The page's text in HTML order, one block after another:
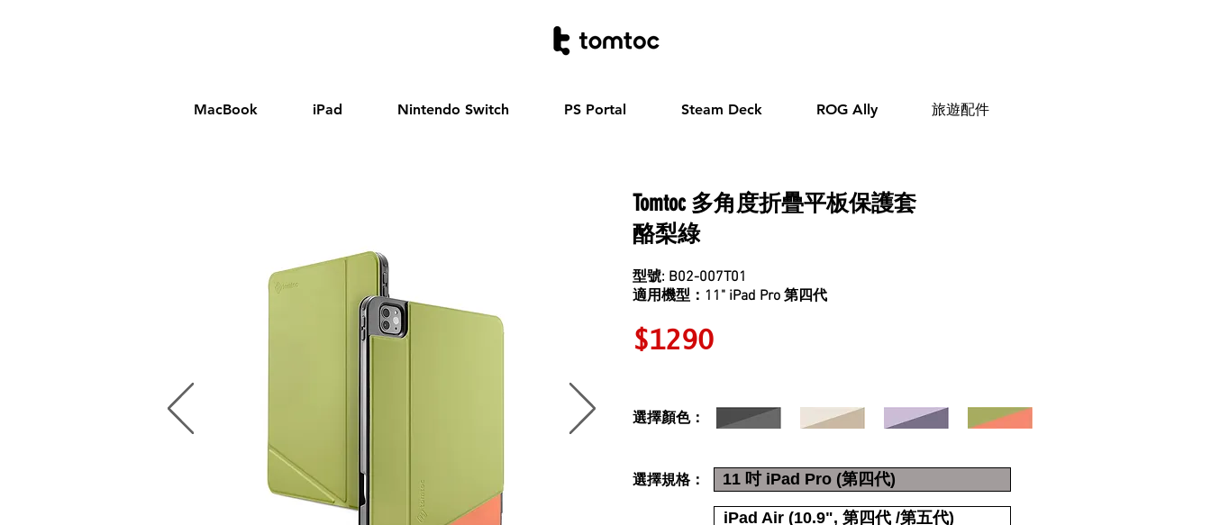
MacBook iPad Nintendo Switch PS Portal Steam Deck ROG Ally 旅遊配件
Tomtoc 多角度折疊平板保護套
酪梨綠
型號: B02-007T01
適用機型：11" iPad Pro 第四代
$1290
​選擇顏色：
​選擇規格： 11 吋 iPad Pro (第四代)
iPad Air (10.9", 第四代 /第五代)